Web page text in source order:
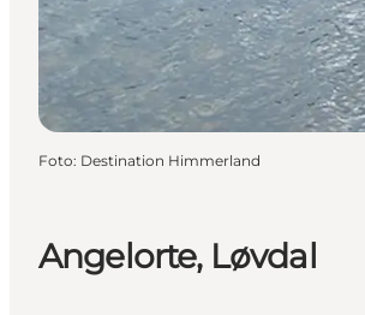
Angelorte, Løvdal
Foto: Destination Himmerland